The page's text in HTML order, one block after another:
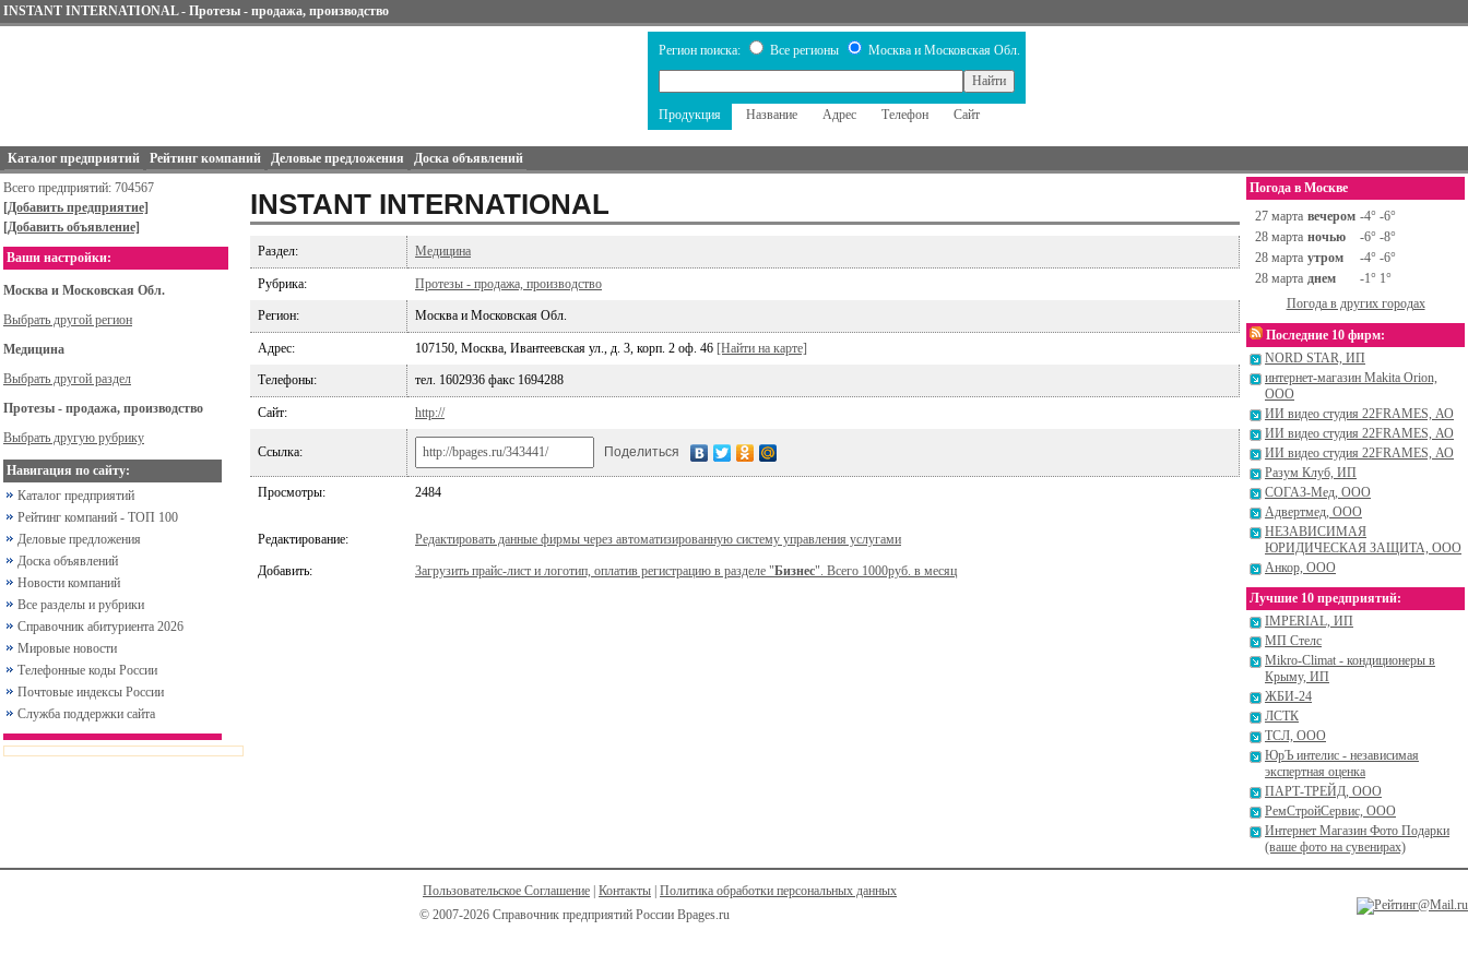
INSTANT INTERNATIONAL - Протезы - продажа, производство
Регион поиска: Все регионы Москва и Московская Обл.
Продукция Название Адрес Телефон Сайт
Каталог предприятий Рейтинг компаний Деловые предложения
Доска объявлений
Всего предприятий: 704567
[Добавить предприятие]
[Добавить объявление]
Ваши настройки:
Москва и Московская Обл.
Выбрать другой регион
Медицина
Выбрать другой раздел
Протезы - продажа, производство
Выбрать другую рубрику
Навигация по сайту:
Каталог предприятий
Рейтинг компаний - ТОП 100
Деловые предложения
Доска объявлений
Новости компаний
Все разделы и рубрики
Справочник абитуриента 2026
Мировые новости
Телефонные коды России
Почтовые индексы России
Служба поддержки сайта
INSTANT INTERNATIONAL
Раздел: Медицина
Рубрика: Протезы - продажа, производство
Регион: Москва и Московская Обл.
Адрес: 107150, Москва, Ивантеевская ул., д. 3, корп. 2 оф. 46 [Найти на карте]
Телефоны: тел. 1602936 факс 1694288
Сайт: http://
Ссылка: Поделиться
Просмотры: 2484
Редактирование: Редактировать данные фирмы через автоматизированную систему управления услугами
Добавить: Загрузить прайс-лист и логотип, оплатив регистрацию в разделе "Бизнес". Всего 1000руб. в месяц
Погода в Москве
27 марта вечером -4° -6°
28 марта ночью
-6° -8°
28 марта утром
-4° -6°
28 марта днем
-1° 1°
Погода в других городах
Последние 10 фирм:
NORD STAR, ИП
интернет-магазин Makita Orion,
ООО
ИИ видео студия 22FRAMES, АО
ИИ видео студия 22FRAMES, АО
ИИ видео студия 22FRAMES, АО
Разум Клуб, ИП
СОГАЗ-Мед, ООО
Адвертмед, ООО
НЕЗАВИСИМАЯ
ЮРИДИЧЕСКАЯ ЗАЩИТА, ООО
Анкор, ООО
Лучшие 10 предприятий:
IMPERIAL, ИП
МП Стелс
Mikro-Climat - кондиционеры в
Крыму, ИП
ЖБИ-24
ЛСТК
ТСЛ, ООО
ЮрЪ интелис - независимая
экспертная оценка
ПАРТ-ТРЕЙД, ООО
РемСтройСервис, ООО
Интернет Магазин Фото Подарки
(ваше фото на сувенирах)
Пользовательское Соглашение Контакты Политика обработки персональных данных
© 2007-2026 Справочник предприятий России Bpages.ru